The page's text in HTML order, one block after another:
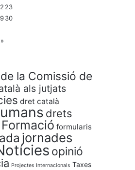
23
30
la Comissió de
als jutjats
dret català
drets
Formació formularis
jornades
opinió
Projectes Internacionals Taxes